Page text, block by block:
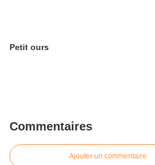
Petit ours
Commentaires
Ajouter un commentaire